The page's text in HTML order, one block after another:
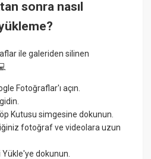
sonra nasıl
ile galeriden silinen
Fotoğraflar'ı açın.
Kutusu simgesine dokunun.
fotoğraf ve videolara uzun
dokunun.